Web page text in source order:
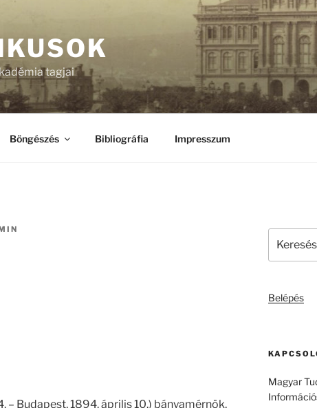
tagjai
Böngészés Bibliográfia Impresszum
– Budapest, 1894. április 10.) bányamérnök,
következő
Belépés
Magyar